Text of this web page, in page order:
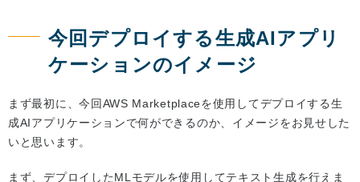
今回デプロイする生成AIアプリ
ケーションのイメージ
まず最初に、今回AWS Marketplaceを使用してデプロイする生
成AIアプリケーションで何ができるのか、イメージをお見せした
いと思います。
まず、デプロイしたMLモデルを使用してテキスト生成を行えま